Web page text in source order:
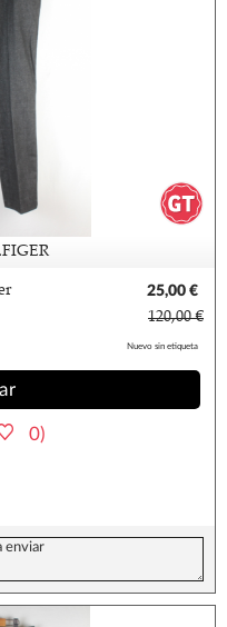
25,00 €
120,00 €
Nuevo sin etiqueta
0)